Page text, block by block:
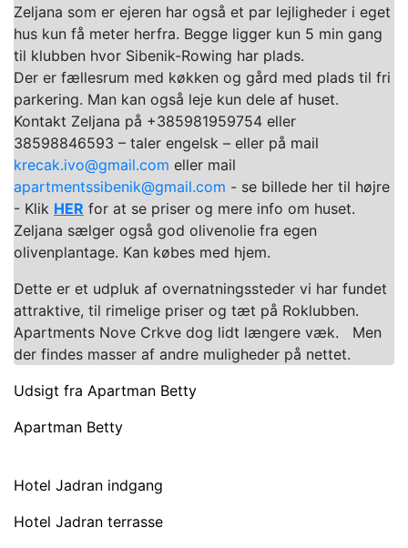
Zeljana som er ejeren har også et par lejligheder i eget
hus kun få meter herfra. Begge ligger kun 5 min gang
til klubben hvor Sibenik-Rowing har plads.
Der er fællesrum med køkken og gård med plads til fri
parkering. Man kan også leje kun dele af huset.
Kontakt Zeljana på +385981959754 eller
38598846593 – taler engelsk – eller på mail
krecak.ivo@gmail.com eller mail
apartmentssibenik@gmail.com - se billede her til højre
- Klik HER for at se priser og mere info om huset.
Zeljana sælger også god olivenolie fra egen
olivenplantage. Kan købes med hjem.
Dette er et udpluk af overnatningssteder vi har fundet
attraktive, til rimelige priser og tæt på Roklubben.
Apartments Nove Crkve dog lidt længere væk. Men
der findes masser af andre muligheder på nettet.
Udsigt fra Apartman Betty
Apartman Betty
Hotel Jadran indgang
Hotel Jadran terrasse